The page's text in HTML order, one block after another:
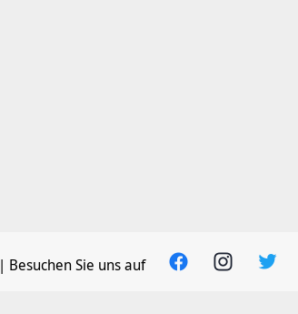
| Besuchen Sie uns auf